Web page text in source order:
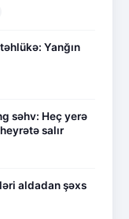
Yanğın
səhv: Heç yerə
salır
aldadan şəxs